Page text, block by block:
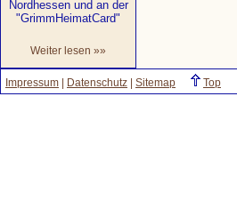
Nordhessen und an der
"GrimmHeimatCard"
Weiter lesen »»
Impressum Datenschutz Sitemap Top